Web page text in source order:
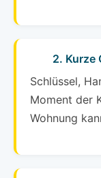
2. Kurze
Schlüssel,
Moment der
Wohnung